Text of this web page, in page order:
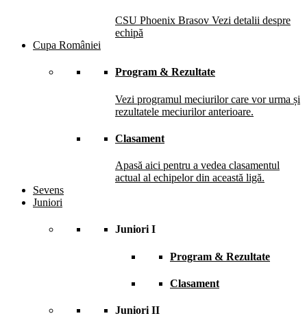
CSU Phoenix Brasov Vezi detalii despre
echipă
Cupa României
Program & Rezultate
Vezi programul meciurilor care vor urma și
rezultatele meciurilor anterioare.
Clasament
Apasă aici pentru a vedea clasamentul
actual al echipelor din această ligă.
Sevens
Juniori
Juniori I
Program & Rezultate
Clasament
Juniori II